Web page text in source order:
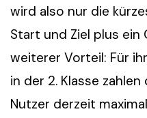
wird also nur die
Start und Ziel plus ein
weiterer Vorteil: Für
in der 2. Klasse
Nutzer derzeit